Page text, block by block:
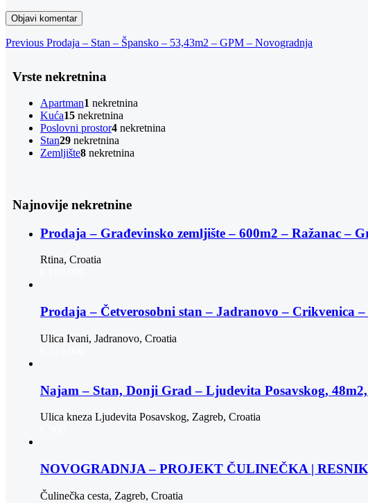
Navigacija
Previous
Previous Prodaja – Stan – Špansko – 53,43m2 – GPM – Novogradnja
Vrste nekretnina
Apartman1 nekretnina
Kuća15 nekretnina
Poslovni prostor4 nekretnina
Stan29 nekretnina
Zemljište8 nekretnina
Najnovije nekretnine
Prodaja – Građevinsko zemljište – 600m2 – Ražanac –
Rtina, Croatia
Prodaja – Četverosobni stan – Jadranovo – Crikvenica –
Ulica Ivani, Jadranovo, Croatia
Najam – Stan, Donji Grad – Ljudevita Posavskog,
Ulica kneza Ljudevita Posavskog, Zagreb, Croatia
NOVOGRADNJA – PROJEKT ČULINEČKA |
Čulinečka cesta, Zagreb, Croatia